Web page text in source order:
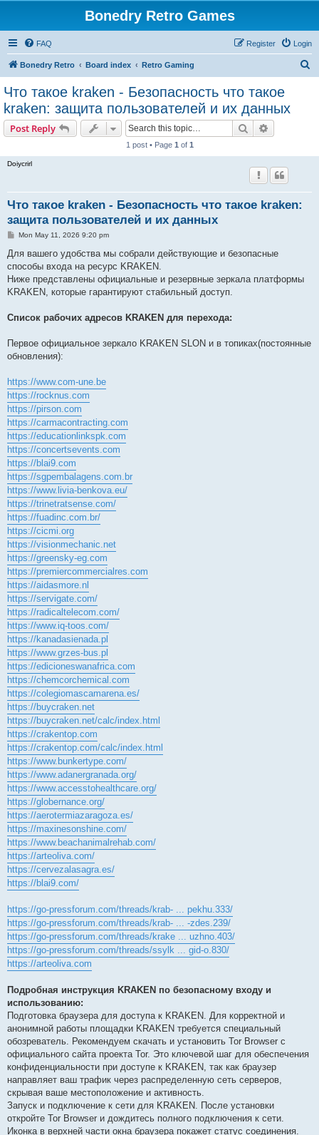
Bonedry Retro Games
FAQ Login
Register
Bonedry Retro Board index Retro Gaming
Что такое kraken - Безопасность что такое
kraken: защита пользователей и их данных
Post Reply Search
1 post • Page 1 of 1
Doiycrirl
Что такое kraken - Безопасность что такое kraken:
защита пользователей и их данных
P
s
Mon May 11, 2026 9:20 pm
Для вашего удобства мы собрали действующие и безопасные
способы входа на ресурс KRAKEN.
Ниже представлены официальные и резервные зеркала платформы
KRAKEN, которые гарантируют стабильный доступ.
Список рабочих адресов KRAKEN для перехода:
Первое официальное зеркало KRAKEN SLON и в топиках(постоянные
обновления):
https://www.com-une.be
https://rocknus.com
https://pirson.com
https://carmacontracting.com
https://educationlinkspk.com
https://concertsevents.com
https://blai9.com
https://sgpembalagens.com.br
https://www.livia-benkova.eu/
https://trinetratsense.com/
https://fuadinc.com.br/
https://cicmi.org
https://visionmechanic.net
https://greensky-eg.com
https://premiercommercialres.com
https://aidasmore.nl
https://servigate.com/
https://radicaltelecom.com/
https://www.iq-toos.com/
https://kanadasienada.pl
https://www.grzes-bus.pl
https://edicioneswanafrica.com
https://chemcorchemical.com
https://colegiomascamarena.es/
https://buycraken.net
https://buycraken.net/calc/index.html
https://crakentop.com
https://crakentop.com/calc/index.html
https://www.bunkertype.com/
https://www.adanergranada.org/
https://www.accesstohealthcare.org/
https://globernance.org/
https://aerotermiazaragoza.es/
https://maxinesonshine.com/
https://www.beachanimalrehab.com/
https://arteoliva.com/
https://cervezalasagra.es/
https://blai9.com/
https://go-pressforum.com/threads/krab- ... pekhu.333/
https://go-pressforum.com/threads/krab- ... -zdes.239/
https://go-pressforum.com/threads/krake ... uzhno.403/
https://go-pressforum.com/threads/ssylk ... gid-o.830/
https://arteoliva.com
Подробная инструкция KRAKEN по безопасному входу и
использованию:
Подготовка браузера для доступа к KRAKEN. Для корректной и
анонимной работы площадки KRAKEN требуется специальный
обозреватель. Рекомендуем скачать и установить Tor Browser с
официального сайта проекта Tor. Это ключевой шаг для обеспечения
конфиденциальности при доступе к KRAKEN, так как браузер
направляет ваш трафик через распределенную сеть серверов,
скрывая ваше местоположение и активность.
Запуск и подключение к сети для KRAKEN. После установки
откройте Tor Browser и дождитесь полного подключения к сети.
Иконка в верхней части окна браузера покажет статус соединения.